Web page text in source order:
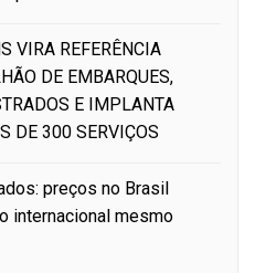
VIRA REFERÊNCIA
DE EMBARQUES,
E IMPLANTA
DE 300 SERVIÇOS
preços no Brasil
internacional mesmo